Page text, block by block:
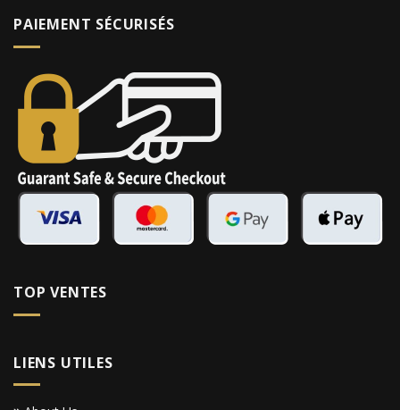
PAIEMENT SÉCURISÉS
TOP VENTES
LIENS UTILES